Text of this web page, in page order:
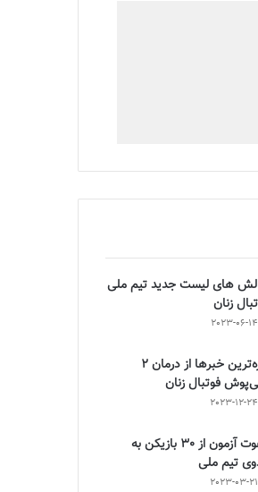
هاى ليست جدید تيم ملى
زنان
2023-06-14
تازه‌ترین خبرها از درمان ۲
فوتبال زنان
2023-12-24
دعوت آزمون از 30 بازیکن به
تیم ملی
2023-03-21